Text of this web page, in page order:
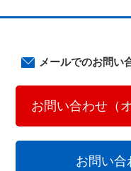
メールでのお問い
お問い合わせ（
お問い合